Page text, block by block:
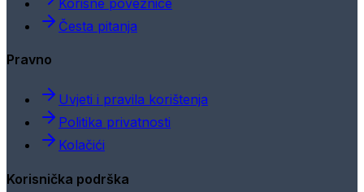
Česta pitanja
Pravno
Uvjeti i pravila korištenja
Politika privatnosti
Kolačići
Korisnička podrška